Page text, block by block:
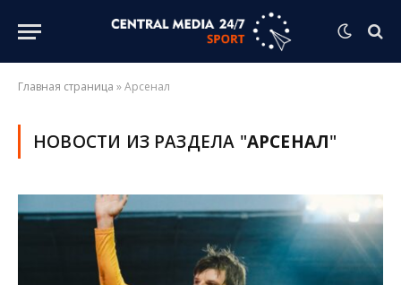
Главная страница »Арсенал
НОВОСТИ ИЗ РАЗДЕЛА "АРСЕНАЛ"